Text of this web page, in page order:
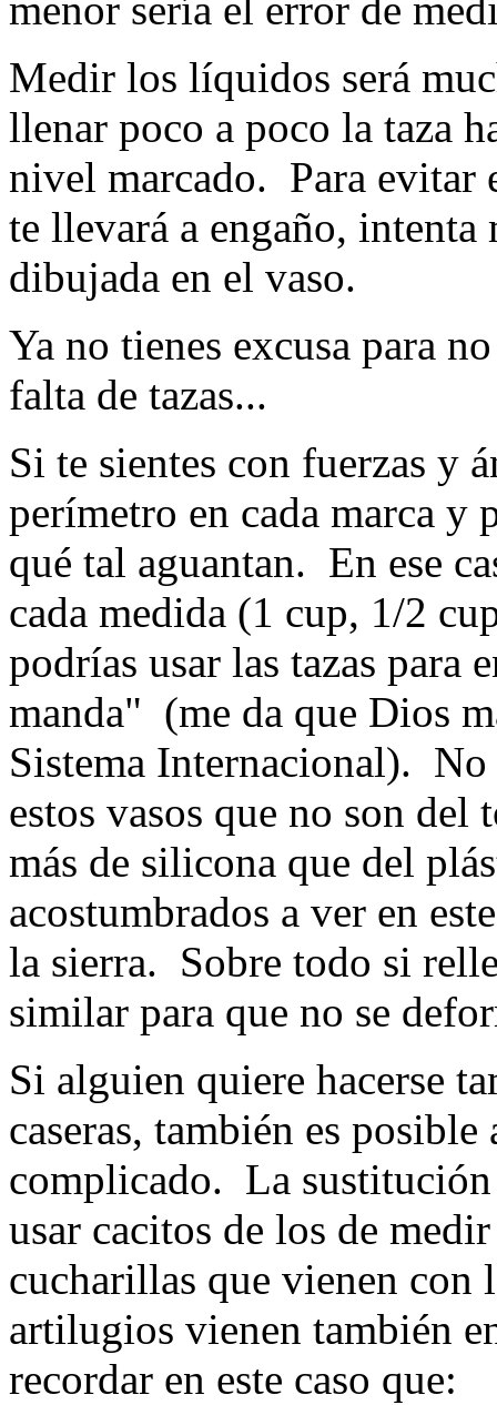
menor sería el error de
Medir los líquidos será
llenar poco a poco la taza
nivel marcado. Para evitar
te llevará a engaño,
dibujada en el vaso.
Ya no tienes excusa para
falta de tazas...
Si te sientes con fuerzas y
perímetro en cada marca y
qué tal aguantan. En ese
cada medida (1 cup, 1/2
podrías usar las tazas para
manda" (me da que Dios
Sistema Internacional).
estos vasos que no son del
más de silicona que del
acostumbrados a ver en
la sierra. Sobre todo si
similar para que no se
Si alguien quiere hacerse
caseras, también es
complicado. La sustitución
usar cacitos de los de
cucharillas que vienen con
artilugios vienen también
recordar en este caso que: